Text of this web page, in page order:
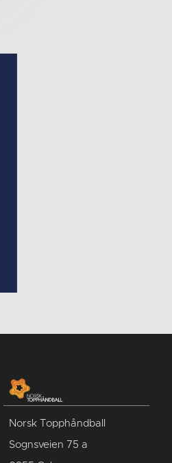
Norsk Topphåndball
Sognsveien 75 a